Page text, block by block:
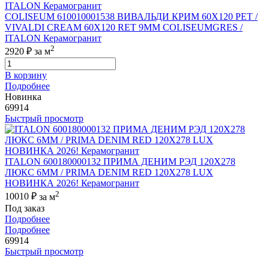
COLISEUM 610010001538 ВИВАЛЬДИ КРИМ 60X120 РЕТ /
VIVALDI CREAM 60X120 RET 9MM COLISEUMGRES /
ITALON Керамогранит
2920 ₽ за м2
В корзину
Подробнее
Новинка
69914
Быстрый просмотр
ITALON 600180000132 ПРИМА ДЕНИМ РЭД 120X278
ЛЮКС 6ММ / PRIMA DENIM RED 120X278 LUX
НОВИНКА 2026! Керамогранит
10010 ₽ за м2
Под заказ
Подробнее
Подробнее
69914
Быстрый просмотр